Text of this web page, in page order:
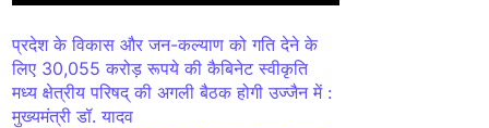
प्रदेश के विकास और जन-कल्याण को गति देने के
लिए 30,055 करोड़ रूपये की कैबिनेट स्वीकृति
मध्य क्षेत्रीय परिषद् की अगली बैठक होगी उज्जैन में :
मुख्यमंत्री डॉ. यादव